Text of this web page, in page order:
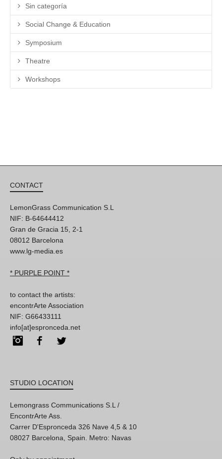
Sin categoría
Social Change & Education
Symposium
Theatre
Workshops
CONTACT
LemonGrass Communication S.L
NIF: B-64644412
Gran de Gracia 15, 2-1
08012 Barcelona
www.lg-media.es
* PURPLE POINT *
to contact the artists:
encontrArte Association
NIF: G66433111
info[at]espronceda.net
InstagramFacebook
STUDIO LOCATION
Lemongrass Communications S.L /
EncontrArte Ass.
Carrer D'Espronceda 326 Nave 4,5 & 10
08027 Barcelona, Spain. Metro: Navas